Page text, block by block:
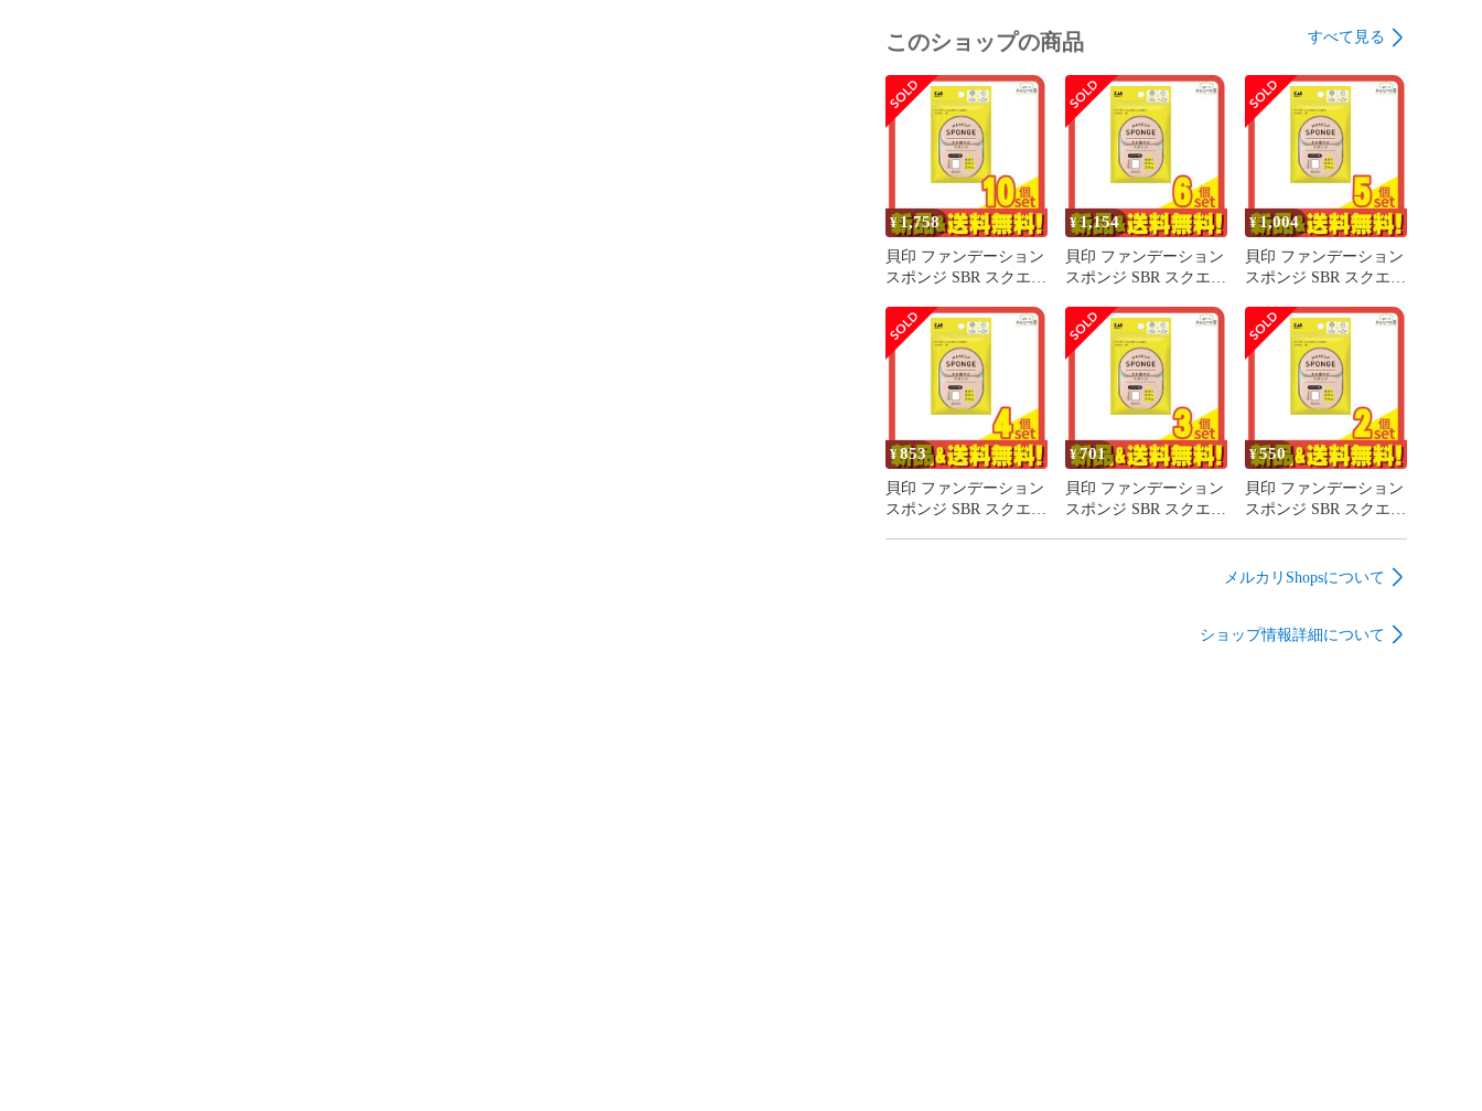
直射日光・高温多湿をさけて、常温保存してください
まとめ売り
4902806122763
このショップの商品 すべて見る
¥1,758
貝印 ファンデーション
スポンジ SBR スクエア
ット まとめ売り
¥1,154
貝印 ファンデーション
スポンジ SBR スクエア
ット まとめ売り
¥1,004
貝印 ファンデーション
スポンジ SBR スクエア
ット まとめ売り
¥853
貝印 ファンデーション
スポンジ SBR スクエア
¥701
貝印 ファンデーション
スポンジ SBR スクエア
¥550
貝印 ファンデーション
スポンジ SBR スクエア
メルカリShopsについて
ショップ情報詳細について